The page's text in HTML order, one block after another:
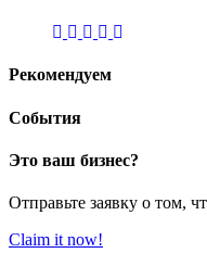
Рекомендуем
События
Это ваш бизнес?
Отправьте заявку о том,
Claim it now!